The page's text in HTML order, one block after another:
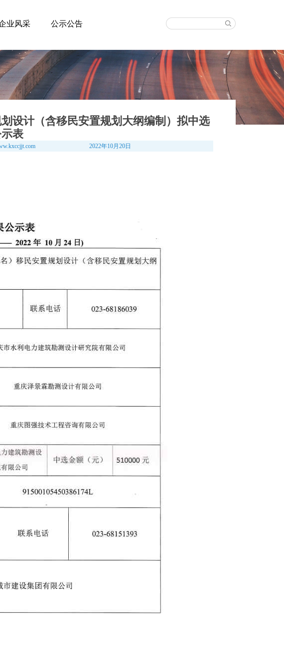
业风采 公示公告
设计（含移民安置规划大纲编制）拟中选
表
2022年10月20日